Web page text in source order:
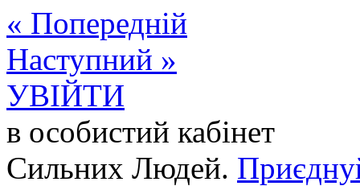
« Попередній
Наступний »
УВІЙТИ
в особистий кабінет
Сильних Людей.